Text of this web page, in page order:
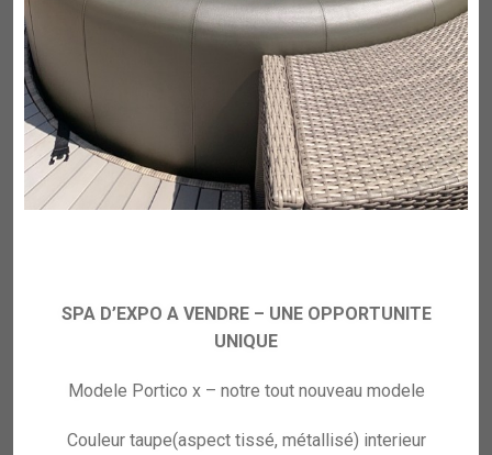
SPA D’EXPO A VENDRE – UNE OPPORTUNITE
UNIQUE
Modele Portico x – notre tout nouveau modele
Couleur taupe(aspect tissé, métallisé) interieur